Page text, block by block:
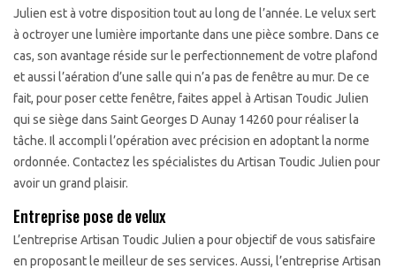
Julien est à votre disposition tout au long de l’année. Le velux sert
à octroyer une lumière importante dans une pièce sombre. Dans ce
cas, son avantage réside sur le perfectionnement de votre plafond
et aussi l’aération d’une salle qui n’a pas de fenêtre au mur. De ce
fait, pour poser cette fenêtre, faites appel à Artisan Toudic Julien
qui se siège dans Saint Georges D Aunay 14260 pour réaliser la
tâche. Il accompli l’opération avec précision en adoptant la norme
ordonnée. Contactez les spécialistes du Artisan Toudic Julien pour
avoir un grand plaisir.
Entreprise pose de velux
L’entreprise Artisan Toudic Julien a pour objectif de vous satisfaire
en proposant le meilleur de ses services. Aussi, l’entreprise Artisan